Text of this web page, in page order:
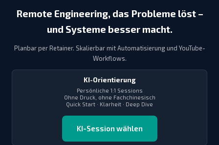
Remote Engineering, das Probleme löst –
und Systeme besser macht.
Planbar per Retainer. Skalierbar mit Automatisierung und YouTube-
Workflows.
KI-Orientierung
Persönliche 1:1 Sessions
Ohne Druck, ohne Fachchinesisch
Quick Start · Klarheit · Deep Dive
KI-Session wählen